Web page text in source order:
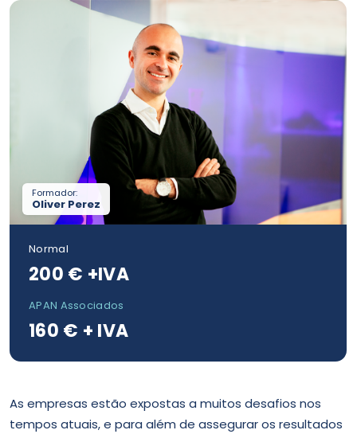
Formador:
Oliver Perez
Normal
200 € +IVA
APAN Associados
160 € + IVA
As empresas estão expostas a muitos desafios nos
tempos atuais, e para além de assegurar os resultados